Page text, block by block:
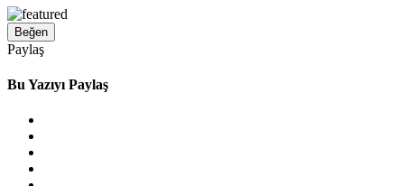
Beğen
Paylaş
Bu Yazıyı Paylaş